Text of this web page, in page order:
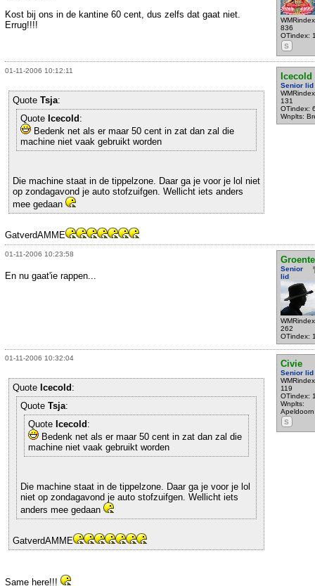
836
OTindex:
S
Kost bij ons in de kantine 60 cent, dus zelfs dat gaat niet.
Errug!!!!
01-11-2006 10:12:11
Icecold
Senior lid
131
OTindex:
Wnplts:
Quote Tsja:
Quote Icecold :
Bedenk net als er maar 50 cent in zat dan zal die
machine niet vaak gebruikt worden
Die machine staat in de tippelzone. Daar ga je voor je lol niet
op zondagavond je auto stofzuifgen. Wellicht iets anders
mee gedaan
GatverdAMME
01-11-2006 10:23:58
Senior
lid
262
OTindex:
En nu gaat'ie rappen...
01-11-2006 10:32:04
Civie
Senior lid
119
OTindex:
Wnplts:
Apeldoorn
S
Quote Icecold :
Quote Tsja:
Quote Icecold :
Bedenk net als er maar 50 cent in zat dan zal die
machine niet vaak gebruikt worden
Die machine staat in de tippelzone. Daar ga je voor je lol
niet op zondagavond je auto stofzuifgen. Wellicht iets
anders mee gedaan
GatverdAMME
Same here!!!